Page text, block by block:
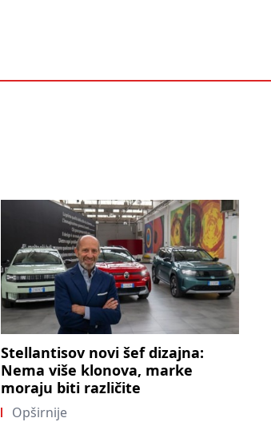
Stellantisov novi šef dizajna:
Nema više klonova, marke
moraju biti različite
Opširnije